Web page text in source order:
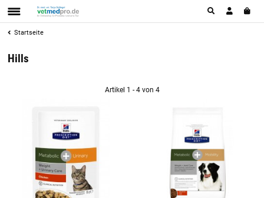
Startseite
Hills
Artikel 1 - 4 von 4